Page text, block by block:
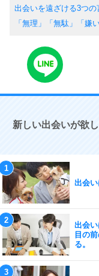
出会いを遠ざける3つの
「無理」「無駄」「嫌い
新しい出会いが欲
出会い
出会い
目の
る。